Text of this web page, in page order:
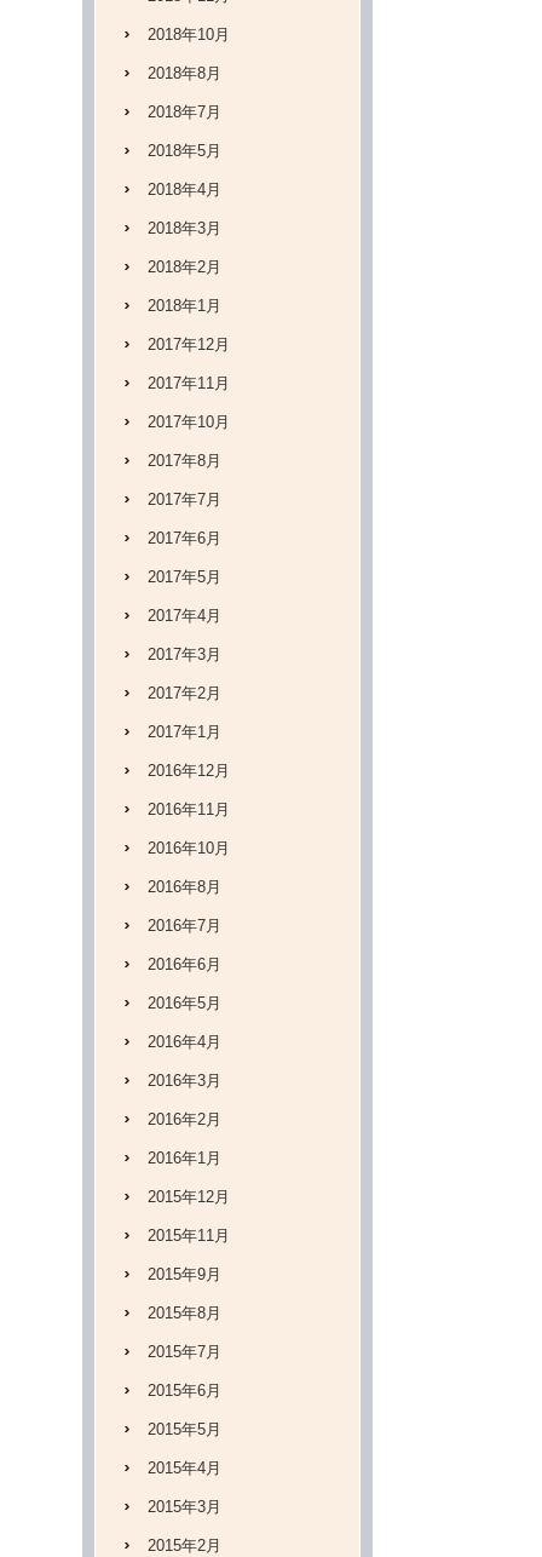
2018年10月
2018年8月
2018年7月
2018年5月
2018年4月
2018年3月
2018年2月
2018年1月
2017年12月
2017年11月
2017年10月
2017年8月
2017年7月
2017年6月
2017年5月
2017年4月
2017年3月
2017年2月
2017年1月
2016年12月
2016年11月
2016年10月
2016年8月
2016年7月
2016年6月
2016年5月
2016年4月
2016年3月
2016年2月
2016年1月
2015年12月
2015年11月
2015年9月
2015年8月
2015年7月
2015年6月
2015年5月
2015年4月
2015年3月
2015年2月